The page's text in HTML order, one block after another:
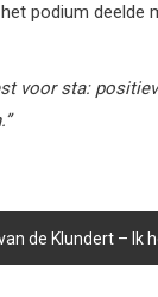
podium deelde
voor sta:
van de Klundert – Ik